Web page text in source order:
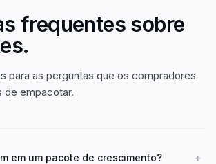
frequentes sobre
para as perguntas que os compradores
de empacotar.
em um pacote de crescimento? +